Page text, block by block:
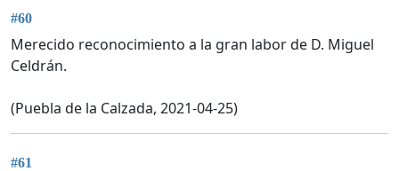
#60
Merecido reconocimiento a la gran labor de D. Miguel
Celdrán.
(Puebla de la Calzada, 2021-04-25)
#61